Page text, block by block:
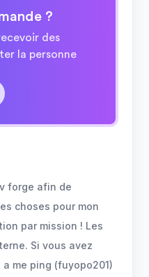
?
des
la personne
forge afin de
choses pour mon
par mission ! Les
Si vous avez
me ping (fuyopo201)